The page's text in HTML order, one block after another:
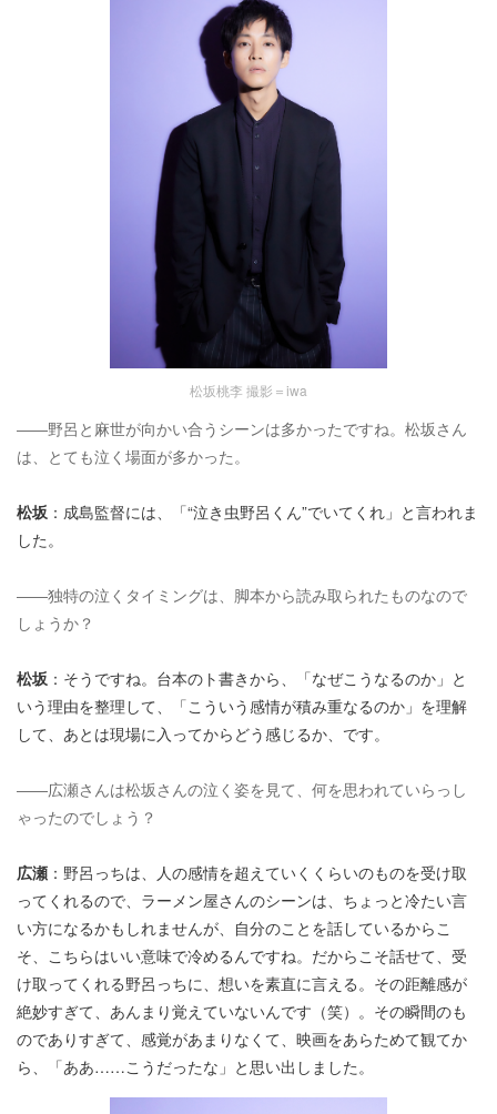
松坂桃李 撮影＝iwa
――野呂と麻世が向かい合うシーンは多かったですね。松坂さん
は、とても泣く場面が多かった。
松坂 ：成島監督には、「“泣き虫野呂くん”でいてくれ」と言われま
した。
――独特の泣くタイミングは、脚本から読み取られたものなので
しょうか？
松坂 ：そうですね。台本のト書きから、「なぜこうなるのか」と
いう理由を整理して、「こういう感情が積み重なるのか」を理解
して、あとは現場に入ってからどう感じるか、です。
――広瀬さんは松坂さんの泣く姿を見て、何を思われていらっし
ゃったのでしょう？
広瀬 ：野呂っちは、人の感情を超えていくくらいのものを受け取
ってくれるので、ラーメン屋さんのシーンは、ちょっと冷たい言
い方になるかもしれませんが、自分のことを話しているからこ
そ、こちらはいい意味で冷めるんですね。だからこそ話せて、受
け取ってくれる野呂っちに、想いを素直に言える。その距離感が
絶妙すぎて、あんまり覚えていないんです（笑）。その瞬間のも
のでありすぎて、感覚があまりなくて、映画をあらためて観てか
ら、「ああ……こうだったな」と思い出しました。